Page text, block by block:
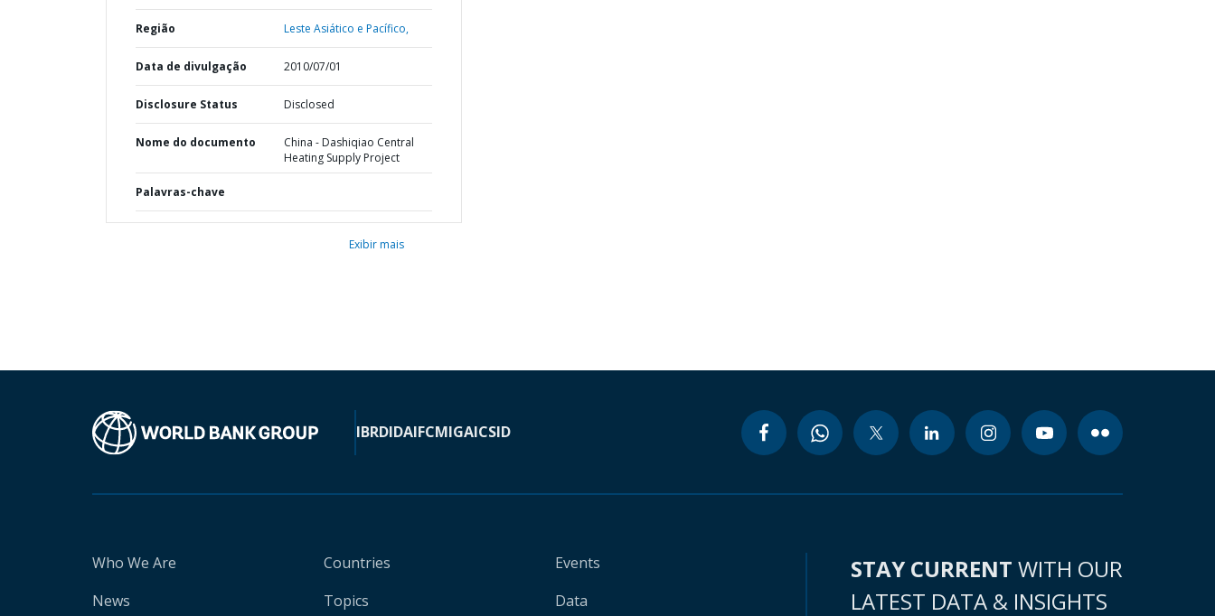
Região Leste Asiático e Pacífico,
Data de divulgação 2010/07/01
Disclosure Status Disclosed
Nome do documento
China - Dashiqiao Central
Heating Supply Project
Palavras-chave
Exibir mais
IBRDIDAIFCMIGAICSID
Who We Are
News
Countries
Topics
Events
Data
STAY CURRENT WITH OUR
LATEST DATA & INSIGHTS